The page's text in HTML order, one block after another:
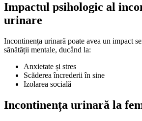
Impactul psihologic al
urinare
Incontinența urinară poate avea un impact
sănătății mentale, ducând la:
Anxietate și stres
Scăderea încrederii în sine
Izolarea socială
Incontinența urinară la